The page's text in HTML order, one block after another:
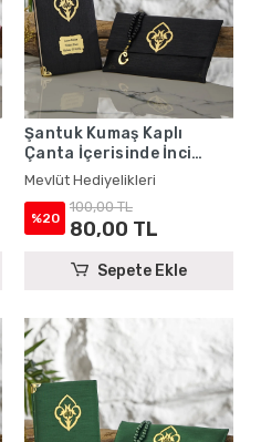
Şantuk Kumaş Kaplı
Çanta İçerisinde İnci
Tesbihli Siyah Renkli
Şantuk Yasin Kitabı Seti -
Mevlüt Hediyelikleri
Mevlüt Hediyelikleri
%20
100,00 TL
80,00 TL
Sepete Ekle